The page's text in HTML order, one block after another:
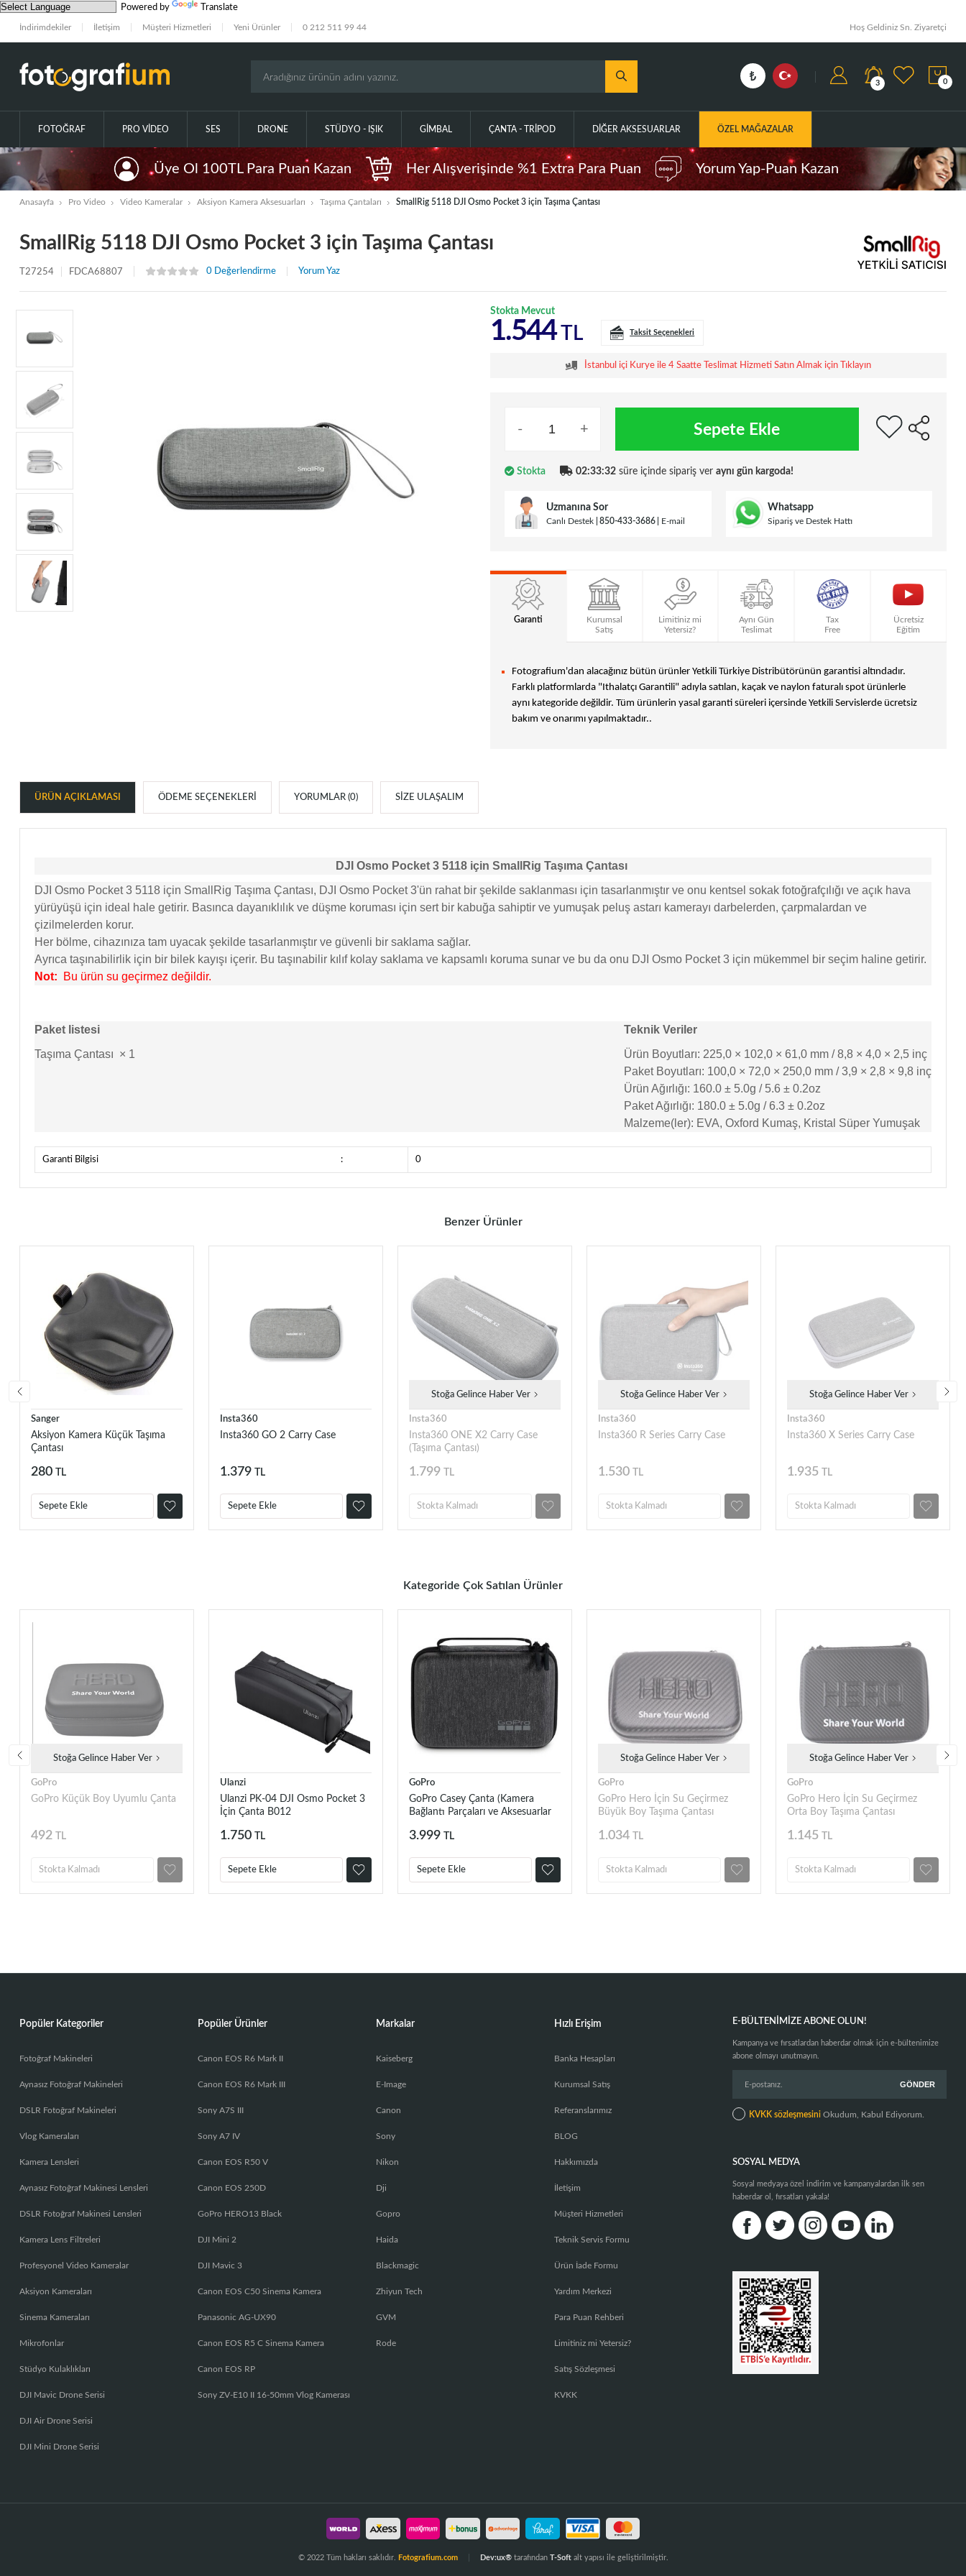
Powered by Translate
İndirimdekiler İletişim Müşteri Hizmetleri Yeni Ürünler 0 212 511 99 44 Hoş Geldiniz Sn. Ziyaretçi
3 0
FOTOĞRAF PRO VIDEO SES DRONE STÜDYO - IŞIK GIMBAL ÇANTA - TRIPOD DIĞER AKSESUARLAR ÖZEL MAĞAZALAR
Üye Ol 100TL Para Puan Kazan Her Alışverişinde %1 Extra Para Puan Yorum Yap-Puan Kazan
Anasayfa Pro Video Video Kameralar Aksiyon Kamera Aksesuarları Taşıma Çantaları SmallRig 5118 DJI Osmo Pocket 3 için Taşıma Çantası
SmallRig 5118 DJI Osmo Pocket 3 için Taşıma Çantası
T27254 FDCA68807 0 Değerlendirme Yorum Yaz
Stokta Mevcut
1.544TL Taksit Seçenekleri
İstanbul içi Kurye ile 4 Saatte Teslimat Hizmeti Satın Almak için Tıklayın
- + Sepete Ekle
Stokta 02:33:31 süre içinde sipariş ver aynı gün kargoda!
Uzmanına Sor
Canlı Destek 850-433-3686 E-mail
Whatsapp
Sipariş ve Destek Hattı
Garanti
Kurumsal
Satış
Limitiniz mi
Yetersiz?
Aynı Gün
Teslimat
Tax
Free
Ücretsiz
Eğitim
Fotografium'dan alacağınız bütün ürünler Yetkili Türkiye Distribütörünün garantisi altındadır.
Farklı platformlarda "Ithalatçı Garantili" adıyla satılan, kaçak ve naylon faturalı spot ürünlerle
aynı kategoride değildir. Tüm ürünlerin yasal garanti süreleri içersinde Yetkili Servislerde ücretsiz
bakım ve onarımı yapılmaktadır..
ÜRÜN AÇIKLAMASI ÖDEME SEÇENEKLERI YORUMLAR (0) SIZE ULAŞALIM
DJI Osmo Pocket 3 5118 için SmallRig Taşıma Çantası
DJI Osmo Pocket 3 5118 için SmallRig Taşıma Çantası, DJI Osmo Pocket 3'ün rahat bir şekilde saklanması için tasarlanmıştır ve onu kentsel sokak fotoğrafçılığı ve açık hava
yürüyüşü için ideal hale getirir. Basınca dayanıklılık ve düşme koruması için sert bir kabuğa sahiptir ve yumuşak peluş astarı kamerayı darbelerden, çarpmalardan ve
çizilmelerden korur.
Her bölme, cihazınıza tam uyacak şekilde tasarlanmıştır ve güvenli bir saklama sağlar.
Ayrıca taşınabilirlik için bir bilek kayışı içerir. Bu taşınabilir kılıf kolay saklama ve kapsamlı koruma sunar ve bu da onu DJI Osmo Pocket 3 için mükemmel bir seçim haline getirir.
Not: Bu ürün su geçirmez değildir.
Paket listesi
Taşıma Çantası × 1
Teknik Veriler
Ürün Boyutları: 225,0 × 102,0 × 61,0 mm / 8,8 × 4,0 × 2,5 inç
Paket Boyutları: 100,0 × 72,0 × 250,0 mm / 3,9 × 2,8 × 9,8 inç
Ürün Ağırlığı: 160.0 ± 5.0g / 5.6 ± 0.2oz
Paket Ağırlığı: 180.0 ± 5.0g / 6.3 ± 0.2oz
Malzeme(ler): EVA, Oxford Kumaş, Kristal Süper Yumuşak
Garanti Bilgisi : 0
Benzer Ürünler
Sanger
Aksiyon Kamera Küçük Taşıma
Çantası
280 TL
Sepete Ekle
Insta360
Insta360 GO 2 Carry Case
1.379 TL
Sepete Ekle
Stoğa Gelince Haber Ver
Insta360
Insta360 ONE X2 Carry Case
(Taşıma Çantası)
1.799 TL
Stokta Kalmadı
Stoğa Gelince Haber Ver
Insta360
Insta360 R Series Carry Case
1.530 TL
Stokta Kalmadı
Stoğa Gelince Haber Ver
Insta360
Insta360 X Series Carry Case
1.935 TL
Stokta Kalmadı
Kategoride Çok Satılan Ürünler
Stoğa Gelince Haber Ver
GoPro
GoPro Küçük Boy Uyumlu Çanta
492 TL
Stokta Kalmadı
Ulanzi
Ulanzi PK-04 DJI Osmo Pocket 3
İçin Çanta B012
1.750 TL
Sepete Ekle
GoPro
GoPro Casey Çanta (Kamera
Bağlantı Parçaları ve Aksesuarlar
3.999 TL
Sepete Ekle
Stoğa Gelince Haber Ver
GoPro
GoPro Hero İçin Su Geçirmez
Büyük Boy Taşıma Çantası
1.034 TL
Stokta Kalmadı
Stoğa Gelince Haber Ver
GoPro
GoPro Hero İçin Su Geçirmez
Orta Boy Taşıma Çantası
1.145 TL
Stokta Kalmadı
Popüler Kategoriler
Fotoğraf Makineleri
Aynasız Fotoğraf Makineleri
DSLR Fotoğraf Makineleri
Vlog Kameraları
Kamera Lensleri
Aynasız Fotoğraf Makinesi Lensleri
DSLR Fotoğraf Makinesi Lensleri
Kamera Lens Filtreleri
Profesyonel Video Kameralar
Aksiyon Kameraları
Sinema Kameraları
Mikrofonlar
Stüdyo Kulaklıkları
DJI Mavic Drone Serisi
DJI Air Drone Serisi
DJI Mini Drone Serisi
Popüler Ürünler
Canon EOS R6 Mark II
Canon EOS R6 Mark III
Sony A7S III
Sony A7 IV
Canon EOS R50 V
Canon EOS 250D
GoPro HERO13 Black
DJI Mini 2
DJI Mavic 3
Canon EOS C50 Sinema Kamera
Panasonic AG-UX90
Canon EOS R5 C Sinema Kamera
Canon EOS RP
Sony ZV-E10 II 16-50mm Vlog Kamerası
Markalar
Kaiseberg
E-Image
Canon
Sony
Nikon
Dji
Gopro
Haida
Blackmagic
Zhiyun Tech
GVM
Rode
Hızlı Erişim
Banka Hesapları
Kurumsal Satış
Referanslarımız
BLOG
Hakkımızda
İletişim
Müşteri Hizmetleri
Teknik Servis Formu
Ürün İade Formu
Yardım Merkezi
Para Puan Rehberi
Limitiniz mi Yetersiz?
Satış Sözleşmesi
KVKK
E-BÜLTENIMIZE ABONE OLUN!
Kampanya ve fırsatlardan haberdar olmak için e-bültenimize
abone olmayı unutmayın.
KVKK sözleşmesini Okudum, Kabul Ediyorum.
SOSYAL MEDYA
Sosyal medyaya özel indirim ve kampanyalardan ilk sen
haberdar ol, fırsatları yakala!
© 2022 Tüm hakları saklıdır. Fotografium.com Dev:ux®tarafından T-Softalt yapısı ile geliştirilmiştir.